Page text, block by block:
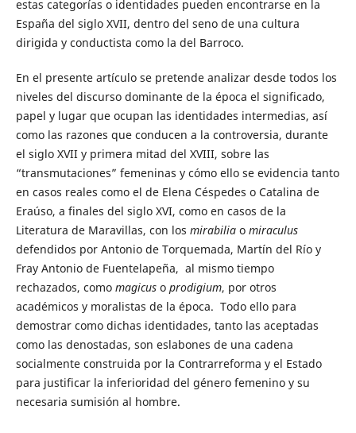
estas categorías o identidades pueden encontrarse en la
España del siglo XVII, dentro del seno de una cultura
dirigida y conductista como la del Barroco.
En el presente artículo se pretende analizar desde todos los
niveles del discurso dominante de la época el significado,
papel y lugar que ocupan las identidades intermedias, así
como las razones que conducen a la controversia, durante
el siglo XVII y primera mitad del XVIII, sobre las
“transmutaciones” femeninas y cómo ello se evidencia tanto
en casos reales como el de Elena Céspedes o Catalina de
Eraúso, a finales del siglo XVI, como en casos de la
Literatura de Maravillas, con los mirabiliao miraculus
defendidos por Antonio de Torquemada, Martín del Río y
Fray Antonio de Fuentelapeña, al mismo tiempo
rechazados, como magicuso prodigium, por otros
académicos y moralistas de la época. Todo ello para
demostrar como dichas identidades, tanto las aceptadas
como las denostadas, son eslabones de una cadena
socialmente construida por la Contrarreforma y el Estado
para justificar la inferioridad del género femenino y su
necesaria sumisión al hombre.